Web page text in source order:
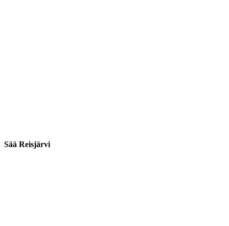
Sää Reisjärvi